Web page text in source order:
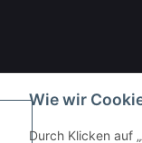
Wie wir
Durch Klicken auf